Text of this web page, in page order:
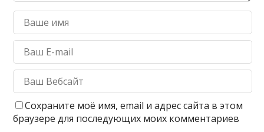
Сохраните моё имя, email и адрес сайта в этом
браузере для последующих моих комментариев